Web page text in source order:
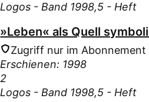
Logos - Band 1998,5 - Heft
»Leben« als Quell
Zugriff nur im Abonnement
Erschienen: 1998
2
Logos - Band 1998,5 - Heft